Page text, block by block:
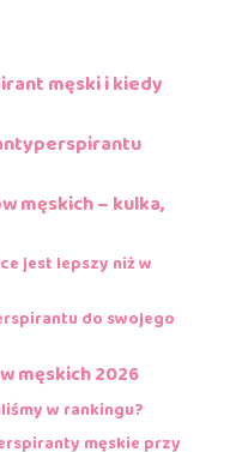
męski i kiedy
męskich – kulka,
jest lepszy niż w
do swojego
męskich 2026
w rankingu?
męskie przy